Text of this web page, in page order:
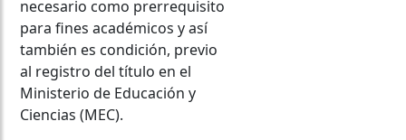
necesario como prerrequisito
para fines académicos y así
también es condición, previo
al registro del título en el
Ministerio de Educación y
Ciencias (MEC).